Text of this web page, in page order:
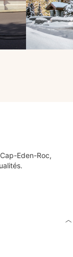
Eden-Roc,